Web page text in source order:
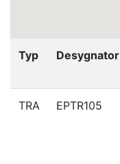
Typ Desygnator
TRA EPTR105